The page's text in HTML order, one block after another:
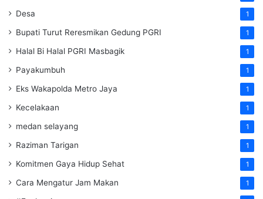
Desa 1
Bupati Turut Reresmikan Gedung PGRI 1
Halal Bi Halal PGRI Masbagik 1
Payakumbuh 1
Eks Wakapolda Metro Jaya 1
Kecelakaan 1
medan selayang 1
Raziman Tarigan 1
Komitmen Gaya Hidup Sehat 1
Cara Mengatur Jam Makan 1